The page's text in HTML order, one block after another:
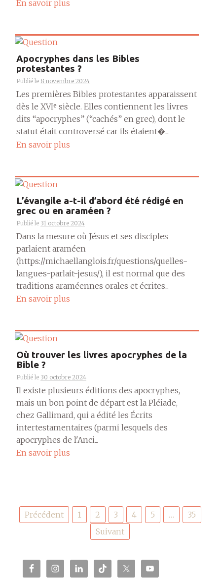
En savoir plus
Apocryphes dans les Bibles
protestantes ?
Publié le 8 novembre 2024
Les premières Bibles protestantes apparaissent
dès le XVIᵉ siècle. Elles contiennent les livres
dits “apocryphes” (“cachés” en grec), dont le
statut était controversé car ils étaient�...
En savoir plus
L’évangile a-t-il d’abord été rédigé en
grec ou en araméen ?
Publié le 31 octobre 2024
Dans la mesure où Jésus et ses disciples
parlaient araméen
(https://michaellanglois.fr/questions/quelle·s-
langue·s-parlait-jesus/), il est normal que des
traditions araméennes orales et écrites...
En savoir plus
Où trouver les livres apocryphes de la
Bible ?
Publié le 30 octobre 2024
Il existe plusieurs éditions des apocryphes,
mais un bon point de départ est la Pléiade,
chez Gallimard, qui a édité les Écrits
intertestamentaires (parmi lesquels des
apocryphes de l'Anci...
En savoir plus
Pagination
desPrécédent 1 2 3 4 5 …
35
Suivant